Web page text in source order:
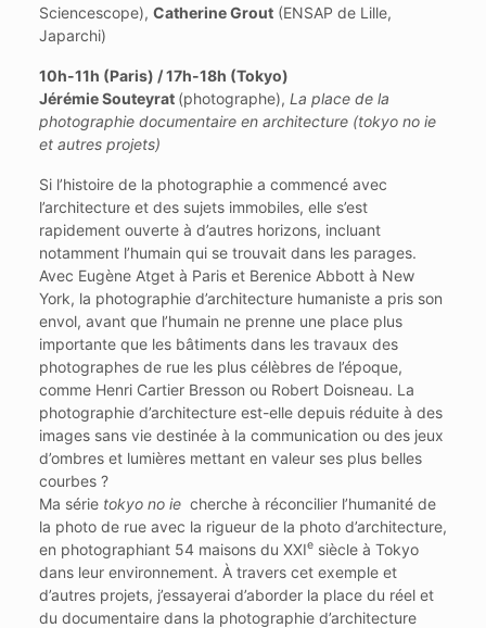
Sciencescope), Catherine Grout(ENSAP de Lille,
Japarchi)
10h-11h (Paris) / 17h-18h (Tokyo)
Jérémie Souteyrat (photographe), La place de la
photographie documentaire en architecture (tokyo no ie
et autres projets)
Si l’histoire de la photographie a commencé avec
l’architecture et des sujets immobiles, elle s’est
rapidement ouverte à d’autres horizons, incluant
notamment l’humain qui se trouvait dans les parages.
Avec Eugène Atget à Paris et Berenice Abbott à New
York, la photographie d’architecture humaniste a pris son
envol, avant que l’humain ne prenne une place plus
importante que les bâtiments dans les travaux des
photographes de rue les plus célèbres de l’époque,
comme Henri Cartier Bresson ou Robert Doisneau. La
photographie d’architecture est-elle depuis réduite à des
images sans vie destinée à la communication ou des jeux
d’ombres et lumières mettant en valeur ses plus belles
courbes ?
Ma série tokyo no iecherche à réconcilier l’humanité de
la photo de rue avec la rigueur de la photo d’architecture,
en photographiant 54 maisons du XXIesiècle à Tokyo
dans leur environnement. À travers cet exemple et
d’autres projets, j’essayerai d’aborder la place du réel et
du documentaire dans la photographie d’architecture